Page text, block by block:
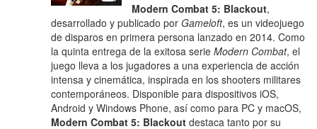
Modern Combat 5: Blackout,
desarrollado y publicado porGameloft, es un videojuego
de disparos en primera persona lanzado en 2014. Como
la quinta entrega de la exitosa serieModern Combat, el
juego lleva a los jugadores a una experiencia de acción
intensa y cinemática, inspirada en los shooters militares
contemporáneos. Disponible para dispositivos iOS,
Android y Windows Phone, así como para PC y macOS,
Modern Combat 5: Blackout destaca tanto por su